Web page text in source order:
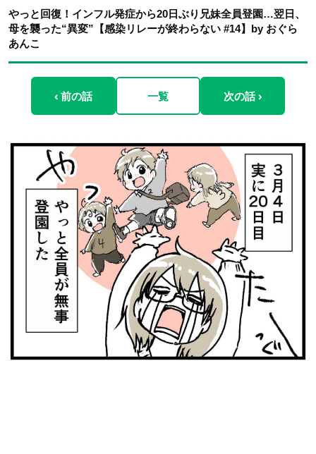
やっと回復！インフル発症から20日ぶり兄妹全員登園…翌日、
母を襲った“異変”【感染リレーが終わらない #14】by おぐら
あんこ
‹ 前の話 一覧 次の話 ›